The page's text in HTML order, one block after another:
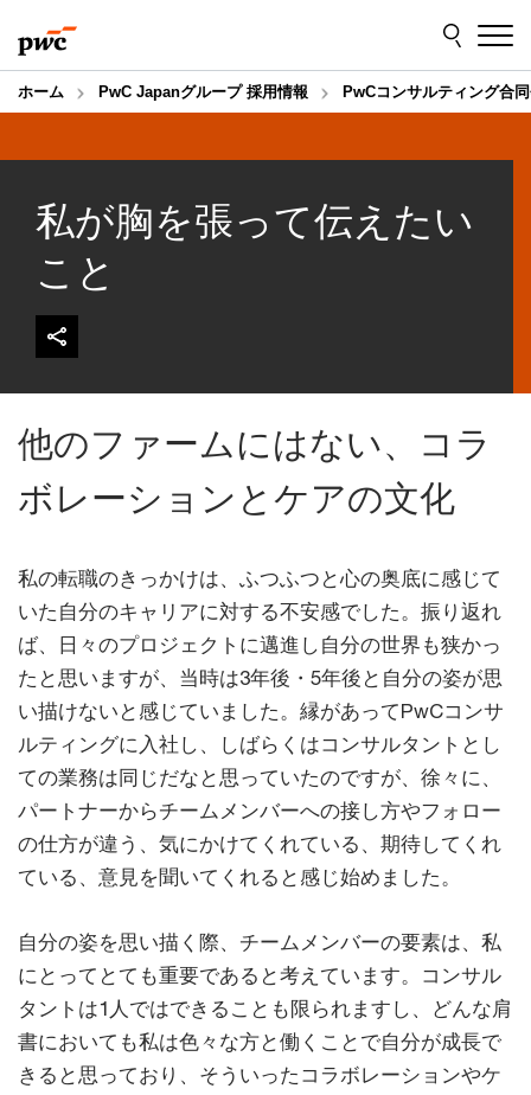
to
content
to
footer
ホーム PwC Japanグループ 採用情報 PwCコンサルティング合
私が胸を張って伝えたい
こと
他のファームにはない、コラ
ボレーションとケアの文化
私の転職のきっかけは、ふつふつと心の奥底に感じて
いた自分のキャリアに対する不安感でした。振り返れ
ば、日々のプロジェクトに邁進し自分の世界も狭かっ
たと思いますが、当時は3年後・5年後と自分の姿が思
い描けないと感じていました。縁があってPwCコンサ
ルティングに入社し、しばらくはコンサルタントとし
ての業務は同じだなと思っていたのですが、徐々に、
パートナーからチームメンバーへの接し方やフォロー
の仕方が違う、気にかけてくれている、期待してくれ
ている、意見を聞いてくれると感じ始めました。
自分の姿を思い描く際、チームメンバーの要素は、私
にとってとても重要であると考えています。コンサル
タントは1人ではできることも限られますし、どんな肩
書においても私は色々な方と働くことで自分が成長で
きると思っており、そういったコラボレーションやケ